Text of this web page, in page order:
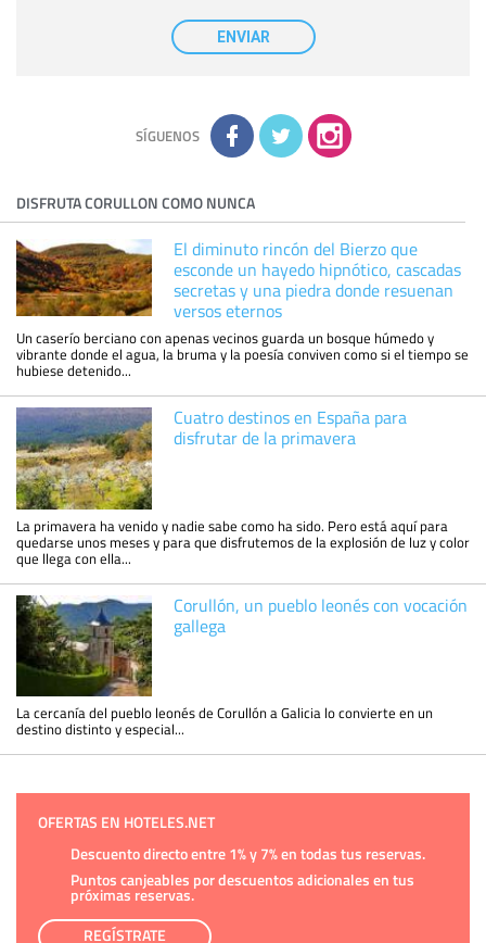
con carácter general, sólo el personal de
nuestra entidad que esté debidamente autorizado podrá
tener conocimiento de la información que le pedimos. No se
comunicarán datos a terceros.
adicional y detallada sobre cómo tratamos sus datos en la
política de privacidad
ENVIAR
SÍGUENOS
DISFRUTA CORULLON COMO NUNCA
El diminuto rincón del Bierzo que
esconde un hayedo hipnótico, cascadas
secretas y una piedra donde resuenan
versos eternos
Un caserío berciano con apenas vecinos guarda un bosque húmedo y
vibrante donde el agua, la bruma y la poesía conviven como si el tiempo se
hubiese detenido...
Cuatro destinos en España para
disfrutar de la primavera
La primavera ha venido y nadie sabe como ha sido. Pero está aquí para
quedarse unos meses y para que disfrutemos de la explosión de luz y color
que llega con ella...
Corullón, un pueblo leonés con vocación
gallega
La cercanía del pueblo leonés de Corullón a Galicia lo convierte en un
destino distinto y especial...
OFERTAS EN HOTELES.NET
Descuento directo entre 1% y 7% en todas tus reservas.
Puntos canjeables por descuentos adicionales en tus
próximas reservas.
REGÍSTRATE